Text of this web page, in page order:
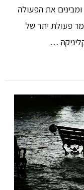
את הפעולה
פעולת יתר של
…